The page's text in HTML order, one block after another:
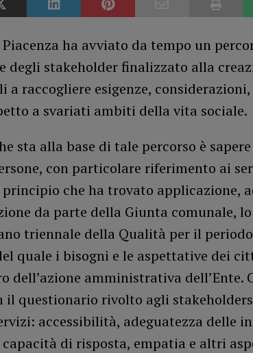
ha avviato da tempo un
degli stakeholder finalizzato alla
a raccogliere esigenze,
a svariati ambiti della vita sociale.
sta alla base di tale percorso è sapere
con particolare riferimento ai
principio che ha trovato applicazione,
da parte della Giunta comunale,
triennale della Qualità per il
quale i bisogni e le aspettative dei
dell’azione amministrativa dell’Ente.
il questionario rivolto agli
accessibilità, adeguatezza delle
di risposta, empatia e altri